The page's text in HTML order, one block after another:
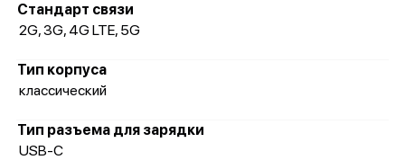
Стандарт связи
2G, 3G, 4G LTE, 5G
Тип корпуса
классический
Тип разъема для зарядки
USB-C